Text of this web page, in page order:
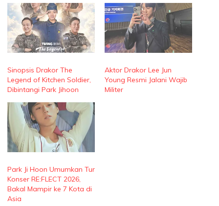
Sinopsis Drakor The
Legend of Kitchen Soldier,
Dibintangi Park Jihoon
Aktor Drakor Lee Jun
Young Resmi Jalani Wajib
Militer
Park Ji Hoon Umumkan Tur
Konser RE:FLECT 2026,
Bakal Mampir ke 7 Kota di
Asia